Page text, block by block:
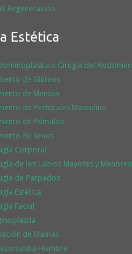
Regeneración
Estética
o Cirugía del Abdomen
de Glúteos
de Mentón
de Pectorales Masculino
de Pómulos
de Senos
Corporal
de los Labios Mayores y Menores
de Parpados
Estética
Facial
de Mamas
Hombre